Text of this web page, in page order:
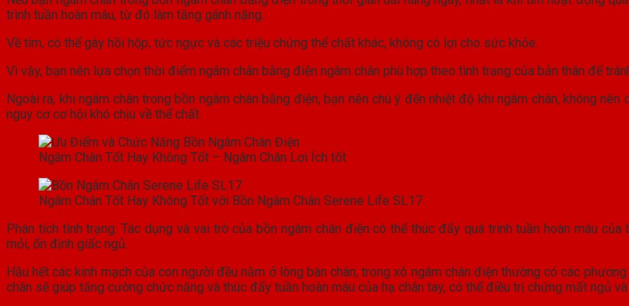
trình tuần hoàn máu, từ đó làm tăng gánh nặng.
Về tim, có thể gây hồi hộp, tức ngực và các triệu chứng thể chất khác, không có lợi cho sức khỏe.
Vì vậy, bạn nên lựa chọn thời điểm ngâm chân bằng điện ngâm chân phù hợp theo tình trạng của bản thân để
Ngoài ra, khi ngâm chân trong bồn ngâm chân bằng điện, bạn nên chú ý đến nhiệt độ khi ngâm chân, không
nguy cơ cơ hội khó chịu về thể chất.
Ngâm Chân Tốt Hay Không Tốt – Ngâm Chân Lợi Ích tốt
Ngâm Chân Tốt Hay Không Tốt với Bồn Ngâm Chân Serene Life SL17.
Phân tích tình trạng: Tác dụng và vai trò của bồn ngâm chân điện có thể thúc đẩy quá trình tuần hoàn máu
mỏi, ổn định giấc ngủ.
Hầu hết các kinh mạch của con người đều nằm ở lòng bàn chân, trong xô ngâm chân điện thường có các
chân sẽ giúp tăng cường chức năng và thúc đẩy tuần hoàn máu của hạ chân tay, có thể điều trị chứng mất ngủ